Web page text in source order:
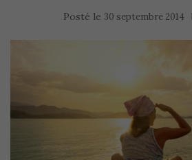
Posté le 30 septembre 2014